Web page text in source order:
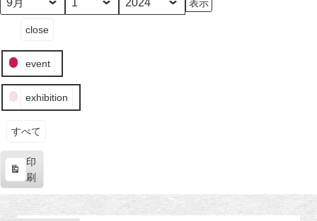
美
月
日
年
ン
ト
の
カ
close
event
exhibition
すべて
印
刷
示